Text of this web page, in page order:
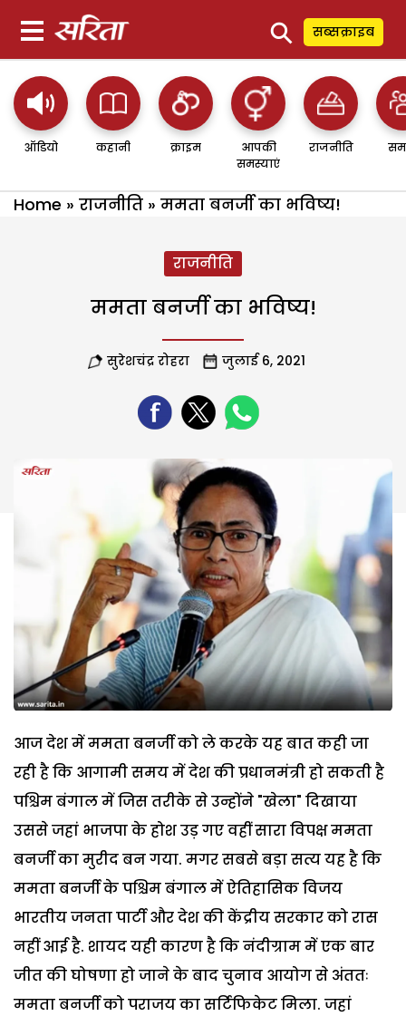
⚲ सब्सक्राइब
ऑडियो कहानी क्राइम
आपकी
समस्याएं
राजनीति
Home » राजनीति » ममता बनर्जी का भविष्य!
राजनीति
ममता बनर्जी का भविष्य!
सुरेशचंद्र रोहरा जुलाई 6, 2021
आज देश में ममता बनर्जी को ले करके यह बात कही जा
रही है कि आगामी समय में देश की प्रधानमंत्री हो सकती है
पश्चिम बंगाल में जिस तरीके से उन्होंने "खेला" दिखाया
उससे जहां भाजपा के होश उड़ गए वहीं सारा विपक्ष ममता
बनर्जी का मुरीद बन गया. मगर सबसे बड़ा सत्य यह है कि
ममता बनर्जी के पश्चिम बंगाल में ऐतिहासिक विजय
भारतीय जनता पार्टी और देश की केंद्रीय सरकार को रास
नहीं आई है. शायद यही कारण है कि नंदीग्राम में एक बार
जीत की घोषणा हो जाने के बाद चुनाव आयोग से अंततः
ममता बनर्जी को पराजय का सर्टिफिकेट मिला. जहां